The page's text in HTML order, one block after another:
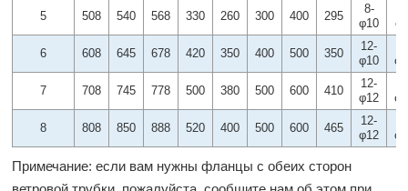
5 508 540 568 330 260 300 400 295
8-
φ10
6 608 645 678 420 350 400 500 350
12-
φ10
7 708 745 778 500 380 500 600 410
12-
φ12
8 808 850 888 520 400 500 600 465
12-
φ12
Примечание: если вам нужны фланцы с обеих сторон